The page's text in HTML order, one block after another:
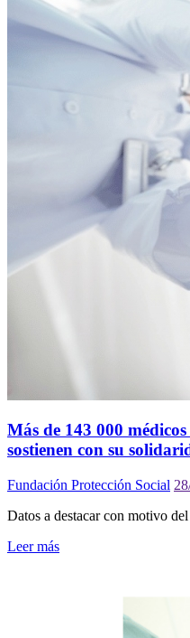
Más de 143 000
sostienen con su
Fundación Protección Social
Datos a destacar con motivo
Leer más